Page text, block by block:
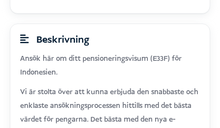
Beskrivning
Ansök här om ditt pensioneringsvisum (E33F) för
Indonesien.
Vi är stolta över att kunna erbjuda den snabbaste och
enklaste ansökningsprocessen hittills med det bästa
värdet för pengarna. Det bästa med den nya e-